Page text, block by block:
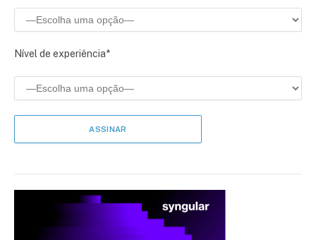
Nível de experiência*